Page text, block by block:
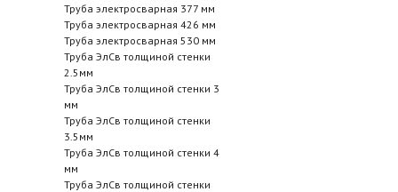
Труба электросварная 377 мм
Труба электросварная 426 мм
Труба электросварная 530 мм
Труба ЭлСв толщиной стенки
2.5мм
Труба ЭлСв толщиной стенки 3
мм
Труба ЭлСв толщиной стенки
3.5мм
Труба ЭлСв толщиной стенки 4
мм
Труба ЭлСв толщиной стенки